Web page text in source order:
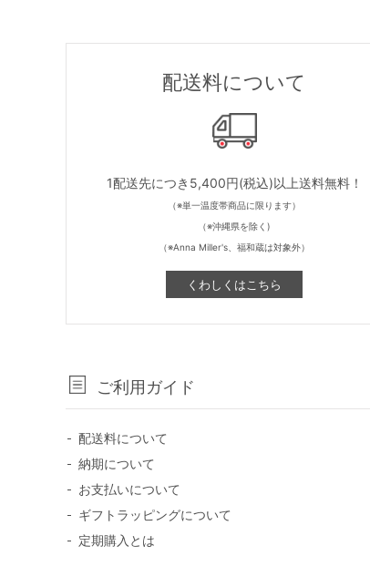
配送料について
1配送先につき5,400円(税込)以上送料無料！
（※単一温度帯商品に限ります）
（※沖縄県を除く)
（※Anna Miller's、福和蔵は対象外）
くわしくはこちら
ご利用ガイド
配送料について
納期について
お支払いについて
ギフトラッピングについて
定期購入とは